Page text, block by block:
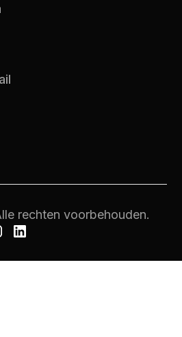
rechten voorbehouden.